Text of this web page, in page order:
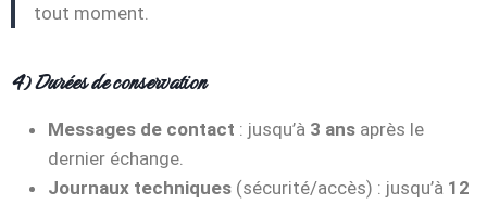
tout moment.
4) Durées de conservation
Messages de contact : jusqu’à 3 ans après le
dernier échange.
Journaux techniques (sécurité/accès) : jusqu’à 12